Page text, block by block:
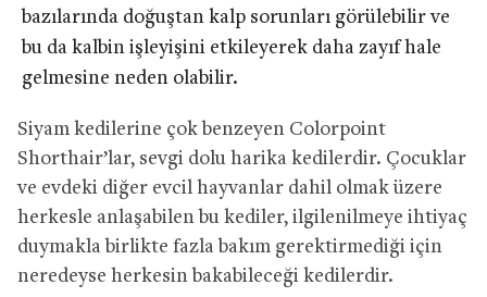
bazılarında doğuştan kalp sorunları görülebilir ve
bu da kalbin işleyişini etkileyerek daha zayıf hale
gelmesine neden olabilir.
Siyam kedilerine çok benzeyen Colorpoint
Shorthair’lar, sevgi dolu harika kedilerdir. Çocuklar
ve evdeki diğer evcil hayvanlar dahil olmak üzere
herkesle anlaşabilen bu kediler, ilgilenilmeye ihtiyaç
duymakla birlikte fazla bakım gerektirmediği için
neredeyse herkesin bakabileceği kedilerdir.